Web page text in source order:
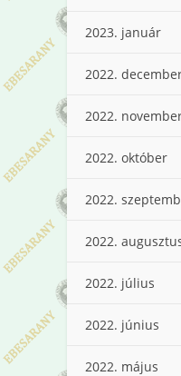
2023. január
2022.
2022.
2022. október
2022.
2022.
2022. július
2022. június
2022. május